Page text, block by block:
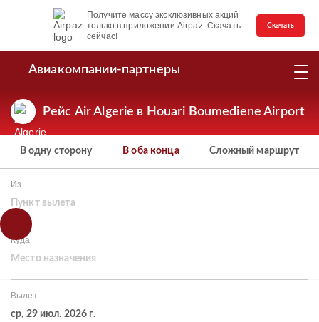
Получите массу эксклюзивных акций
только в приложении Airpaz. Скачать
сейчас!
Скачать
Авиакомпании-партнеры
Рейс Air Algerie в Houari Boumediene Airport
В одну сторону В оба конца Сложный маршрут
Из
Пункт вылета
Куда
Место назначения
Вылет
ср, 29 июл. 2026 г.